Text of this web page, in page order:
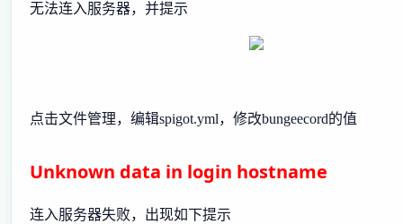
无法连入服务器，并提示
点击文件管理，编辑spigot.yml，修改bungeecord的值
Unknown data in login hostname
连入服务器失败，出现如下提示